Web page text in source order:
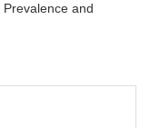
Prevalence and